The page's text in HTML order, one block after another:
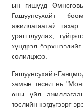
ын гишүүд
Гашуунсухайт
ажиллагаатай
урагшлуулах,
хүндрэл
солилцжээ.
Гашуунсухайт-
замын төсөл нь
оны үйл
төслийн нэгдүгээрт